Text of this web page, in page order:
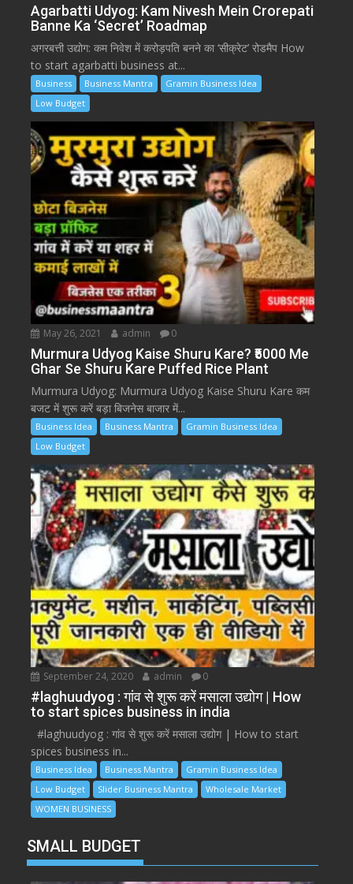
Agarbatti Udyog: Kam Nivesh Mein Crorepati
Banne Ka ‘Secret’ Roadmap
अगरबत्ती उद्योग: कम निवेश में करोड़पति बनने का ‘सीक्रेट’ रोडमैप How
to start agarbatti business at...
Business Business Mantra
Gramin Business Idea
Low Budget
May 26, 2021 admin 0
Murmura Udyog Kaise Shuru Kare? ₹5000 Me
Ghar Se Shuru Kare Puffed Rice Plant
Murmura Udyog: Murmura Udyog Kaise Shuru Kare कम
बजट में शुरू करें बड़ा बिजनेस बाजार में...
Business Idea Business Mantra
Gramin Business Idea
Low Budget
September 24, 2020 admin 0
#laghuudyog : गांव से शुरू करें मसाला उद्योग | How
to start spices business in india
#laghuudyog : गांव से शुरू करें मसाला उद्योग | How to start
spices business in...
Business Idea Business Mantra
Gramin Business Idea
Low Budget
Slider Business Mantra
Wholesale Market
WOMEN BUSINESS
SMALL BUDGET